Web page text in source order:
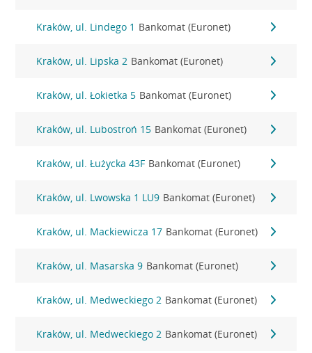
Kraków, ul. Lindego 1 Bankomat (Euronet)
Kraków, ul. Lipska 2 Bankomat (Euronet)
Kraków, ul. Łokietka 5 Bankomat (Euronet)
Kraków, ul. Lubostroń 15 Bankomat (Euronet)
Kraków, ul. Łużycka 43F Bankomat (Euronet)
Kraków, ul. Lwowska 1 LU9 Bankomat (Euronet)
Kraków, ul. Mackiewicza 17 Bankomat (Euronet)
Kraków, ul. Masarska 9 Bankomat (Euronet)
Kraków, ul. Medweckiego 2 Bankomat (Euronet)
Kraków, ul. Medweckiego 2 Bankomat (Euronet)